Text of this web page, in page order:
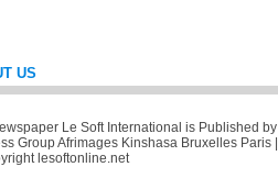
US
Le Soft International is Published by
Group Afrimages Kinshasa Bruxelles Paris |
lesoftonline.net